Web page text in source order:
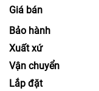
Giá bán
Bảo hành
Xuất xứ
Vận chuyển
Lắp đặt